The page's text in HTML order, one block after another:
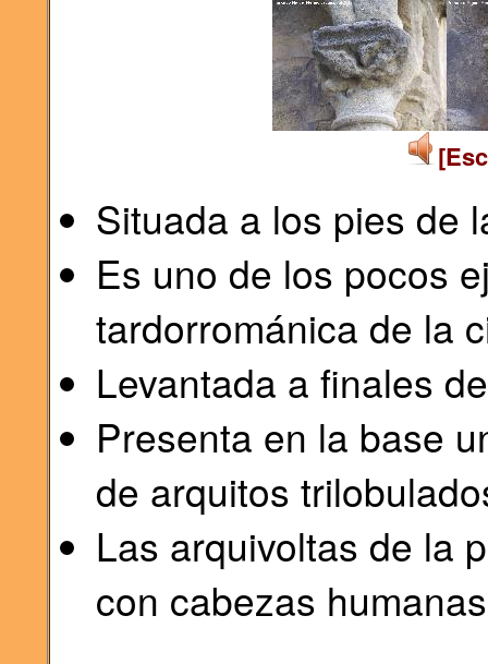
Situada a los pies de
Es uno de los pocos
tardorrománica de la
Levantada a finales
Presenta en la base
de arquitos
Las arquivoltas de la
con cabezas